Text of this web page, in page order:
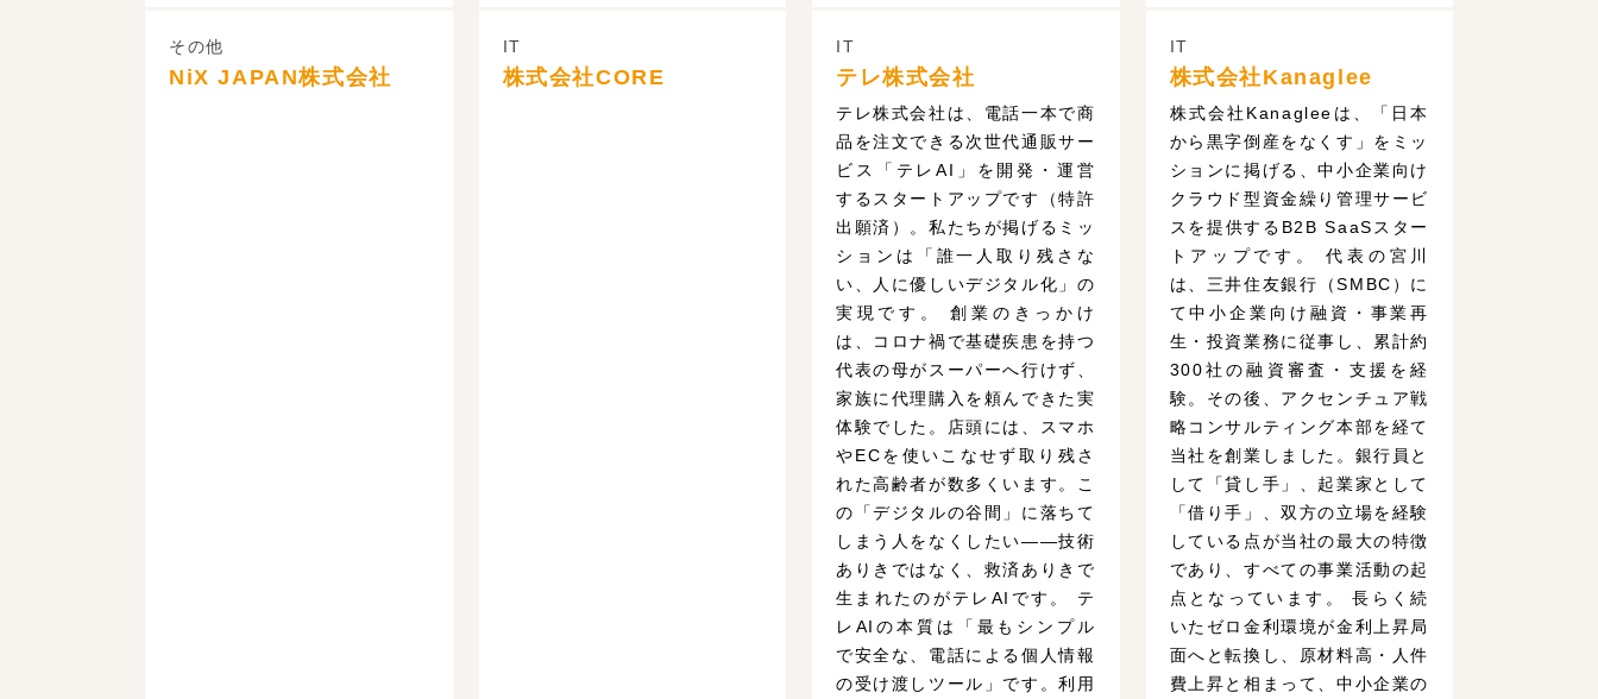
その他
NiX JAPAN株式会社
IT
株式会社CORE
IT
テレ株式会社
テレ株式会社は、電話一本で商
品を注文できる次世代通販サー
ビス「テレAI」を開発・運営
するスタートアップです（特許
出願済）。私たちが掲げるミッ
ションは「誰一人取り残さな
い、人に優しいデジタル化」の
実現です。 創業のきっかけ
は、コロナ禍で基礎疾患を持つ
代表の母がスーパーへ行けず、
家族に代理購入を頼んできた実
体験でした。店頭には、スマホ
やECを使いこなせず取り残さ
れた高齢者が数多くいます。こ
の「デジタルの谷間」に落ちて
しまう人をなくしたい——技術
ありきではなく、救済ありきで
生まれたのがテレAIです。 テ
レAIの本質は「最もシンプル
で安全な、電話による個人情報
の受け渡しツール」です。利用
IT
株式会社Kanaglee
株式会社Kanagleeは、「日本
から黒字倒産をなくす」をミッ
ションに掲げる、中小企業向け
クラウド型資金繰り管理サービ
スを提供するB2B SaaSスター
トアップです。 代表の宮川
は、三井住友銀行（SMBC）に
て中小企業向け融資・事業再
生・投資業務に従事し、累計約
300社の融資審査・支援を経
験。その後、アクセンチュア戦
略コンサルティング本部を経て
当社を創業しました。銀行員と
して「貸し手」、起業家として
「借り手」、双方の立場を経験
している点が当社の最大の特徴
であり、すべての事業活動の起
点となっています。 長らく続
いたゼロ金利環境が金利上昇局
面へと転換し、原材料高・人件
費上昇と相まって、中小企業の